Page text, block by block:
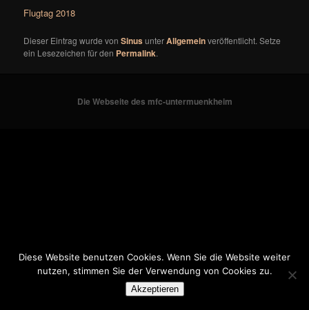
Flugtag 2018
Dieser Eintrag wurde vonSinusunterAllgemeinveröffentlicht. Setze
ein Lesezeichen für den Permalink.
Die Webseite des mfc-untermuenkheim
Diese Website benutzen Cookies. Wenn Sie die Website weiter
nutzen, stimmen Sie der Verwendung von Cookies zu.
Akzeptieren